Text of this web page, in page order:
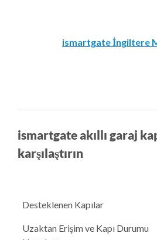
ismartgate İngiltere
ismartgate akıllı garaj
karşılaştırın
Desteklenen Kapılar
Uzaktan Erişim ve Kapı Durumu